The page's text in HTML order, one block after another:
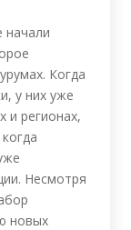
начали
Когда
у них уже
и регионах,
Несмотря
новых